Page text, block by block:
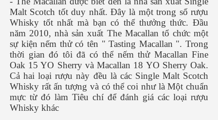
Malt Scotch tốt duy nhất. Đây là một trong số rượu
Whisky tốt nhất mà bạn có thể thưởng thức. Đầu
năm 2010, nhà sản xuất The Macallan tổ chức một
sự kiện nếm thử có tên " Tasting Macallan ". Trong
thời gian đó tôi đã có thể nếm thử Macallan Fine
Oak 15 YO Sherry và Macallan 18 YO Sherry Oak.
Cả hai loại rượu này đều là các Single Malt Scotch
Whisky rất ấn tượng và có thể coi như là Một chuẩn
mực từ đó làm Tiêu chí để đánh giá các loại rượu
Whisky khác